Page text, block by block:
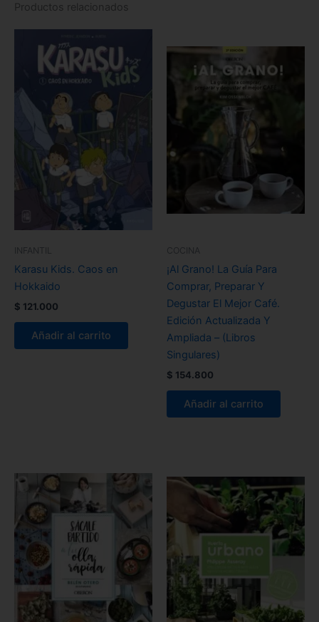
Productos relacionados
INFANTIL
Karasu Kids. Caos en
Hokkaido
$ 121.000
Añadir al carrito
COCINA
¡Al Grano! La Guía Para
Comprar, Preparar Y
Degustar El Mejor Café.
Edición Actualizada Y
Ampliada – (Libros
Singulares)
$ 154.800
Añadir al carrito